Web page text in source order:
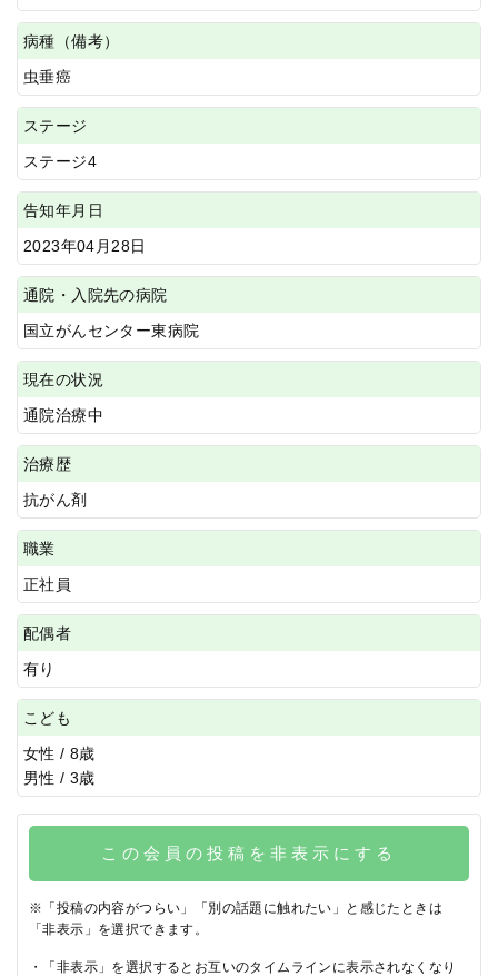
病種（備考）
虫垂癌
ステージ
ステージ4
告知年月日
2023年04月28日
通院・入院先の病院
国立がんセンター東病院
現在の状況
通院治療中
治療歴
抗がん剤
職業
正社員
配偶者
有り
こども
女性 / 8歳
男性 / 3歳
この会員の投稿を非表示にする
※「投稿の内容がつらい」「別の話題に触れたい」と感じたときは
「非表示」を選択できます。
・「非表示」を選択するとお互いのタイムラインに表示されなくなり